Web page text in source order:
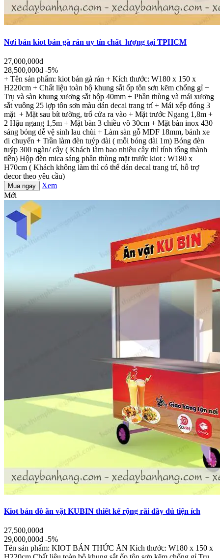
Nơi bán kiot bán gà rán uy tín chất lượng tại TPHCM
27,000,000đ
28,500,000đ -5%
+ Tên sản phẩm: kiot bán gà rán + Kích thước: W180 x 150 x
H220cm + Chất liệu toàn bộ khung sắt ốp tôn sơn kẽm chống gỉ +
Trụ và sàn khung xương sắt hộp 40mm + Phần thùng và mái xương
sắt vuông 25 lợp tôn sơn màu dán decal trang trí + Mái xếp đóng 3
mặt + Mặt sau bít tường, trổ cửa ra vào + Mặt trước Ngang 1,8m +
2 Hậu ngang 1,5m + Mặt bàn 3 chiều vô 30cm + Mặt bàn inox 430
sáng bóng dễ vệ sinh lau chùi + Làm sàn gỗ MDF 18mm, bánh xe
di chuyển + Trần làm đèn tuýp dài ( mỗi bóng dài 1m) Bóng đèn
tuýp 300 ngàn/ cây ( Khách làm bao nhiêu cây thì tính tổng thành
tiền) Hộp đèn mica sáng phần thùng mặt trước kiot : W180 x
H70cm ( Khách không làm thì có thể dán decal trang trí, hỗ trợ
decor theo yêu cầu)
Mua ngay
Xem
Mới
Kiot bán đồ ăn vặt KUBIN thiết kế rộng rãi đầy đủ tiện ích
27,500,000đ
29,000,000đ -5%
Tên sản phẩm: KIOT BÁN THỨC ĂN Kích thước: W180 x 150 x